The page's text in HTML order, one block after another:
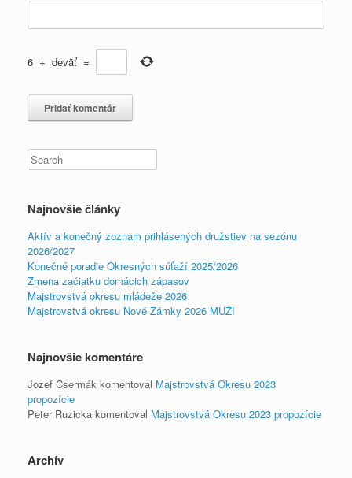
6 + deväť =
Najnovšie články
Aktív a konečný zoznam prihlásených družstiev na sezónu
2026/2027
Konečné poradie Okresných súťaží 2025/2026
Zmena začiatku domácich zápasov
Majstrovstvá okresu mládeže 2026
Majstrovstvá okresu Nové Zámky 2026 MUŽI
Najnovšie komentáre
Jozef Csermák komentoval Majstrovstvá Okresu 2023
propozície
Peter Ruzicka komentoval Majstrovstvá Okresu 2023 propozície
Archív